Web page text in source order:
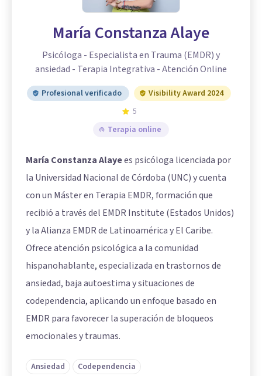
María Constanza Alaye
Psicóloga - Especialista en Trauma (EMDR) y
ansiedad - Terapia Integrativa - Atención Online
Profesional verificado
Visibility Award 2024
5
Terapia online
María Constanza Alayees psicóloga licenciada por
la Universidad Nacional de Córdoba (UNC) y cuenta
con un Máster en Terapia EMDR, formación que
recibió a través del EMDR Institute (Estados Unidos)
y la Alianza EMDR de Latinoamérica y El Caribe.
Ofrece atención psicológica a la comunidad
hispanohablante, especializada en trastornos de
ansiedad, baja autoestima y situaciones de
codependencia, aplicando un enfoque basado en
EMDR para favorecer la superación de bloqueos
emocionales y traumas.
Ansiedad
Codependencia